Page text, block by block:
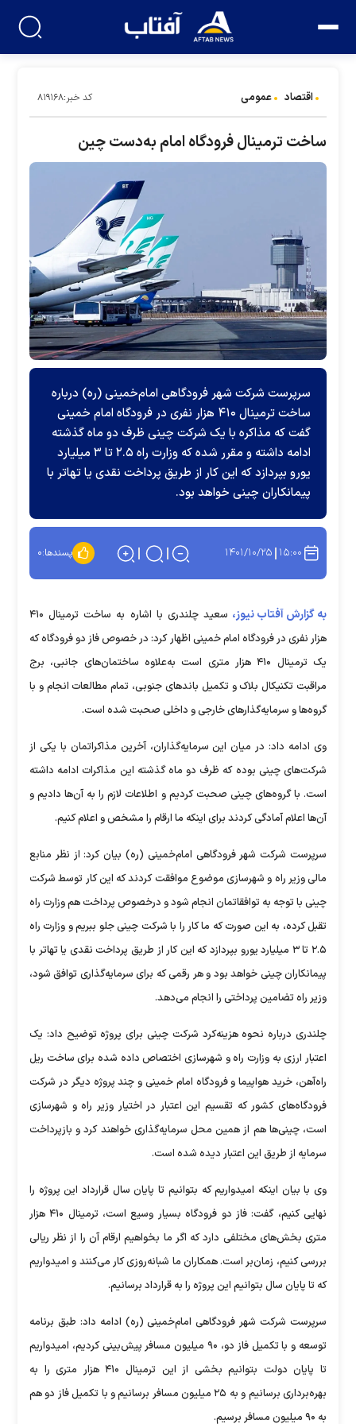
اقتصاد عمومی کد خبر:۸۱۹۱۶۸
ساخت ترمینال فرودگاه امام به‌دست چین
سرپرست شرکت شهر فرودگاهی امام‌خمینی (ره) درباره
ساخت ترمینال ۴۱۰ هزار نفری در فرودگاه امام خمینی
گفت که مذاکره با یک شرکت چینی ظرف دو ماه گذشته
ادامه داشته و مقرر شده که وزارت راه ۲.۵ تا ۳ میلیارد
یورو بپردازد که این کار از طریق پرداخت نقدی یا تهاتر با
پیمانکاران چینی خواهد بود.
۱۵:۰۰ ۱۴۰۱/۱۰/۲۵ پسندها:۰
به گزارش آفتاب نیوز،
سعید چلندری با اشاره به ساخت ترمینال ۴۱۰
هزار نفری در فرودگاه امام خمینی اظهار کرد: در خصوص فاز دو فرودگاه که
یک ترمینال ۴۱۰ هزار متری است به‌علاوه ساختمان‌های جانبی، برج
مراقبت تکنیکال بلاک و تکمیل باند‌های جنوبی، تمام مطالعات انجام و با
گروه‌ها و سرمایه‌گذار‌های خارجی و داخلی صحبت شده است.
وی ادامه داد: در میان این سرمایه‌گذاران، آخرین مذاکراتمان با یکی از
شرکت‌های چینی بوده که ظرف دو ماه گذشته این مذاکرات ادامه داشته
است. با گروه‌های چینی صحبت کردیم و اطلاعات لازم را به آن‌ها دادیم و
آن‌ها اعلام آمادگی کردند برای اینکه ما ارقام را مشخص و اعلام کنیم.
سرپرست شرکت شهر فرودگاهی امام‌خمینی (ره) بیان کرد: از نظر منابع
مالی وزیر راه و شهرسازی موضوع موافقت کردند که این کار توسط شرکت
چینی با توجه به توافقاتمان انجام شود و درخصوص پرداخت هم وزارت راه
تقبل کرده، به این صورت که ما کار را با شرکت چینی جلو ببریم و وزارت راه
۲.۵ تا ۳ میلیارد یورو بپردازد که این کار از طریق پرداخت نقدی یا تهاتر با
پیمانکاران چینی خواهد بود و هر رقمی که برای سرمایه‌گذاری توافق شود،
وزیر راه تضامین پرداختی را انجام می‌دهد.
چلندری درباره نحوه هزینه‌کرد شرکت چینی برای پروژه توضیح داد: یک
اعتبار ارزی به وزارت راه و شهرسازی اختصاص داده شده برای ساخت ریل
راه‌آهن، خرید هواپیما و فرودگاه امام خمینی و چند پروژه دیگر در شرکت
فرودگاه‌های کشور که تقسیم این اعتبار در اختیار وزیر راه و شهرسازی
است، چینی‌ها هم از همین محل سرمایه‌گذاری خواهند کرد و بازپرداخت
سرمایه از طریق این اعتبار دیده شده است.
وی با بیان اینکه امیدواریم که بتوانیم تا پایان سال قرارداد این پروژه را
نهایی کنیم، گفت: فاز دو فرودگاه بسیار وسیع است، ترمینال ۴۱۰ هزار
متری بخش‌های مختلفی دارد که اگر ما بخواهیم ارقام آن را از نظر ریالی
بررسی کنیم، زمان‌بر است. همکاران ما شبانه‌روزی کار می‌کنند و امیدواریم
که تا پایان سال بتوانیم این پروژه را به قرارداد برسانیم.
سرپرست شرکت شهر فرودگاهی امام‌خمینی (ره) ادامه داد: طبق برنامه
توسعه و با تکمیل فاز دو، ۹۰ میلیون مسافر پیش‌بینی کردیم، امیدواریم
تا پایان دولت بتوانیم بخشی از این ترمینال ۴۱۰ هزار متری را به
بهره‌برداری برسانیم و به ۲۵ میلیون مسافر برسانیم و با تکمیل فاز دو هم
به ۹۰ میلیون مسافر برسیم.